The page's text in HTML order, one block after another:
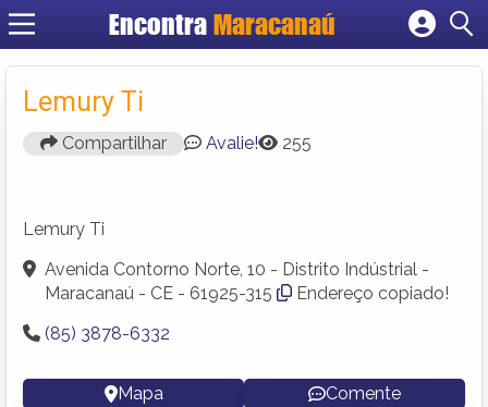
Encontra Maracanaú
Cadastrar empresa
Lemury Ti
Compartilhar Avalie! 255
Lemury Ti
Avenida Contorno Norte, 10 - Distrito Indústrial -
Maracanaú - CE - 61925-315
Endereço copiado!
(85) 3878-6332
Mapa Comente